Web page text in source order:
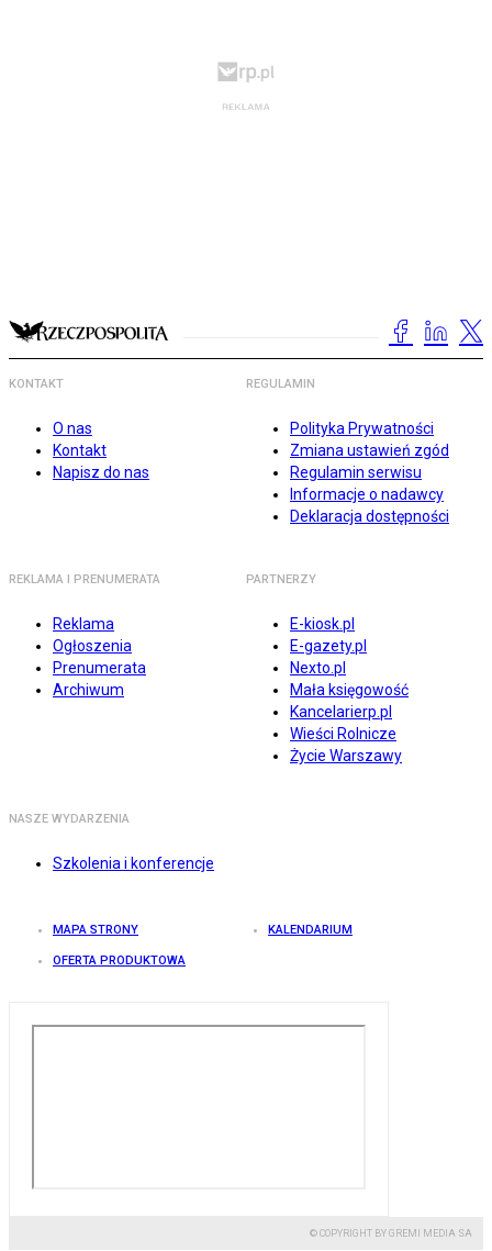
KONTAKT
O nas
Kontakt
Napisz do nas
REGULAMIN
Polityka Prywatności
Zmiana ustawień zgód
Regulamin serwisu
Informacje o nadawcy
Deklaracja dostępności
REKLAMA I PRENUMERATA
Reklama
Ogłoszenia
Prenumerata
Archiwum
PARTNERZY
E-kiosk.pl
E-gazety.pl
Nexto.pl
Mała księgowość
Kancelarierp.pl
Wieści Rolnicze
Życie Warszawy
NASZE WYDARZENIA
Szkolenia i konferencje
MAPA STRONY KALENDARIUM
OFERTA PRODUKTOWA
© COPYRIGHT BY GREMI MEDIA SA